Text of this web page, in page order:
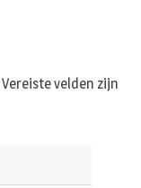
Vereiste velden zijn